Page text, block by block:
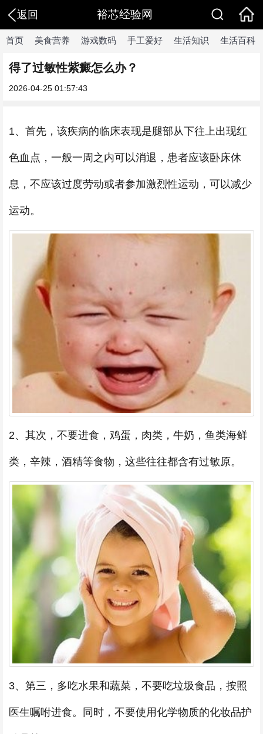
返回 裕芯经验网
首页 美食营养 游戏数码 手工爱好 生活知识 生活百科
得了过敏性紫癜怎么办？
2026-04-25 01:57:43
1、首先，该疾病的临床表现是腿部从下往上出现红
色血点，一般一周之内可以消退，患者应该卧床休
息，不应该过度劳动或者参加激烈性运动，可以减少
运动。
2、其次，不要进食，鸡蛋，肉类，牛奶，鱼类海鲜
类，辛辣，酒精等食物，这些往往都含有过敏原。
3、第三，多吃水果和蔬菜，不要吃垃圾食品，按照
医生嘱咐进食。同时，不要使用化学物质的化妆品护